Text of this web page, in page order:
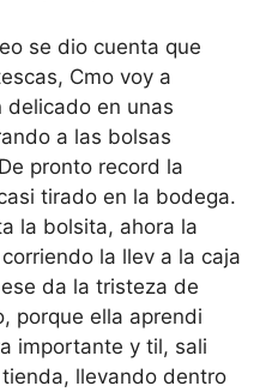
se dio cuenta que
Cmo voy a
delicado en unas
a las bolsas
pronto record la
tirado en la bodega.
la bolsita, ahora la
la llev a la caja
da la tristeza de
porque ella aprendi
importante y til, sali
llevando dentro